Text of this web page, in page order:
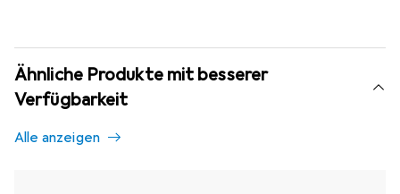
Ähnliche Produkte mit besserer
Verfügbarkeit
Alle anzeigen